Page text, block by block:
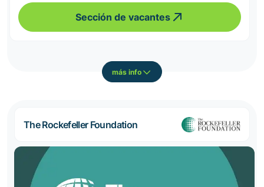
Sección de vacantes
más info
The Rockefeller Foundation